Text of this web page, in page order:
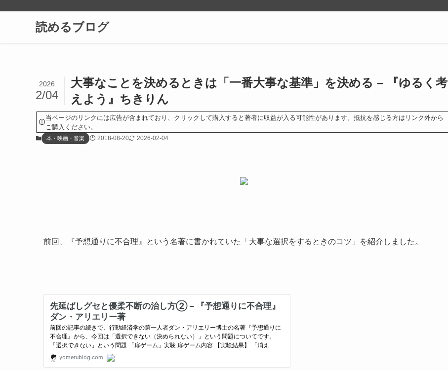
読めるブログ
大事なことを決めるときは「一番大事な基準」を決める – 『ゆるく考
えよう』ちきりん
2026
2/04
当ページのリンクには広告が含まれており、クリックして購入すると著者に収益が入る可能性があります。抵抗を感じる方はリンク外から
ご購入ください。
本・映画・音楽 2018-08-20 2026-02-04
前回、『予想通りに不合理』という名著に書かれていた「大事な選択をするときのコツ」を紹介しました。